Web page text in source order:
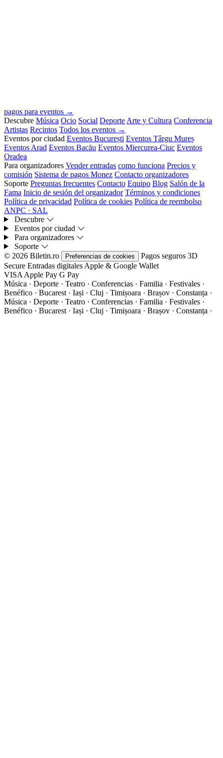
pagos para eventos →
Descubre Música Ocio Social Deporte Arte y Cultura Conferencia
Artistas Recintos Todos los eventos →
Eventos por ciudad Eventos București Eventos Târgu Mureș
Eventos Arad Eventos Bacău Eventos Miercurea-Ciuc Eventos
Oradea
Para organizadores Vender entradas como funciona Precios y
comisión Sistema de pagos Monez Contacto organizadores
Soporte Preguntas frecuentes Contacto Equipo Blog Salón de la
Fama Inicio de sesión del organizador Términos y condiciones
Política de privacidad Política de cookies Política de reembolso
ANPC · SAL
Descubre
Eventos por ciudad
Para organizadores
Soporte
© 2026 Biletin.ro
Preferencias de cookies Pagos seguros 3D
Secure Entradas digitales Apple & Google Wallet
VISA Apple Pay G Pay
Música · Deporte · Teatro · Conferencias · Familia · Festivales ·
Benéfico · Bucarest · Iași · Cluj · Timișoara · Brașov · Constanța ·
Música · Deporte · Teatro · Conferencias · Familia · Festivales ·
Benéfico · Bucarest · Iași · Cluj · Timișoara · Brașov · Constanța ·